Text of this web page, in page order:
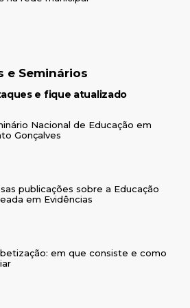
e Seminários
e fique atualizado
Nacional de Educação em
Gonçalves
publicações sobre a Educação
em Evidências
em que consiste e como